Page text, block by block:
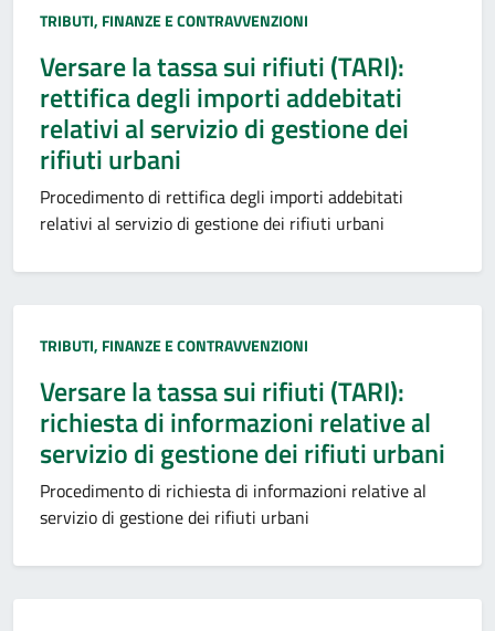
Categoria:
TRIBUTI, FINANZE E CONTRAVVENZIONI
Versare la tassa sui rifiuti (TARI):
rettifica degli importi addebitati
relativi al servizio di gestione dei
rifiuti urbani
Procedimento di rettifica degli importi addebitati
relativi al servizio di gestione dei rifiuti urbani
Categoria:
TRIBUTI, FINANZE E CONTRAVVENZIONI
Versare la tassa sui rifiuti (TARI):
richiesta di informazioni relative al
servizio di gestione dei rifiuti urbani
Procedimento di richiesta di informazioni relative al
servizio di gestione dei rifiuti urbani